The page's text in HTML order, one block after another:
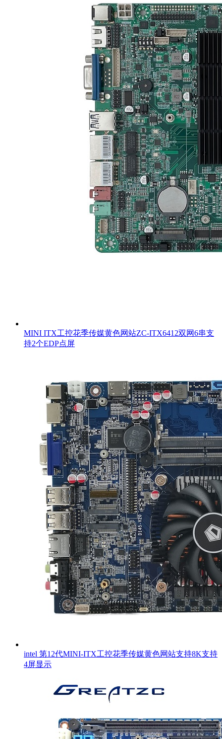
MINI ITX工控花季传媒黄色网站ZC-ITX6412双网6串支
持2个EDP点屏
intel 第12代MINI-ITX工控花季传媒黄色网站支持8K支持
4屏显示